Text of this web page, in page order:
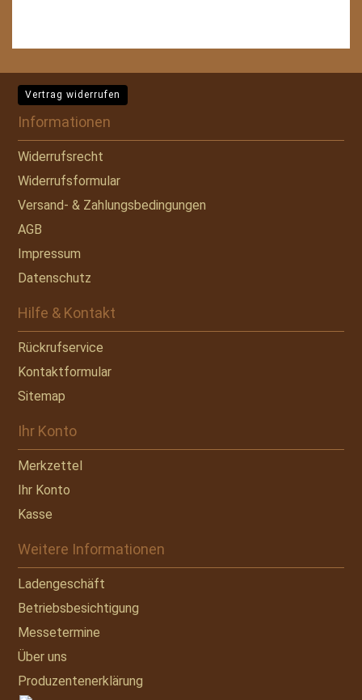
Vertrag widerrufen
Informationen
Widerrufsrecht
Widerrufsformular
Versand- & Zahlungsbedingungen
AGB
Impressum
Datenschutz
Hilfe & Kontakt
Rückrufservice
Kontaktformular
Sitemap
Ihr Konto
Merkzettel
Ihr Konto
Kasse
Weitere Informationen
Ladengeschäft
Betriebsbesichtigung
Messetermine
Über uns
Produzentenerklärung